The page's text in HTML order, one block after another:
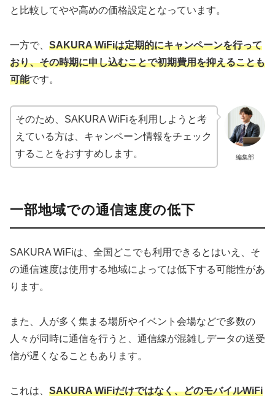
と比較してやや高めの価格設定となっています。
一方で、 SAKURA WiFiは定期的にキャンペーンを行って
おり、その時期に申し込むことで初期費用を抑えることも
可能です。
編集部
そのため、SAKURA WiFiを利用しようと考
えている方は、キャンペーン情報をチェック
することをおすすめします。
一部地域での通信速度の低下
SAKURA WiFiは、全国どこでも利用できるとはいえ、そ
の通信速度は使用する地域によっては低下する可能性があ
ります。
また、人が多く集まる場所やイベント会場などで多数の
人々が同時に通信を行うと、通信線が混雑しデータの送受
信が遅くなることもあります。
これは、 SAKURA WiFiだけではなく、どのモバイルWiFi